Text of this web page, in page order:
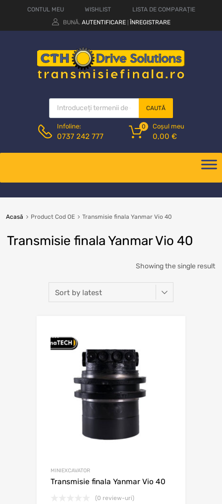
CONTUL MEU WISHLIST
LISTA DE COMPARAȚIE
BUNĂ. AUTENTIFICARE ÎNREGISTRARE
CAUTĂ
Infoline:
0737 242 777
Coșul meu
0,00 €
0
Acasă Product Cod OE Transmisie finala Yanmar Vio 40
Transmisie finala Yanmar Vio 40
Showing the single result
MINIEXCAVATOR
Transmisie finala Yanmar Vio 40
(0 review-uri)